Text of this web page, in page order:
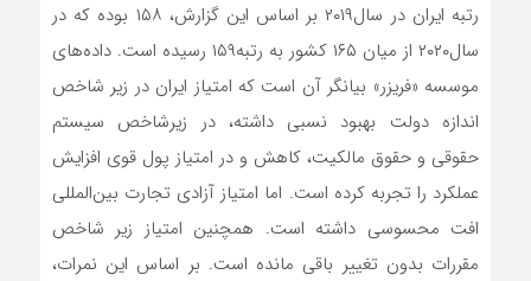
رتبه ایران در سال۲۰۱۹ بر اساس این گزارش، ۱۵۸ بوده که در
سال۲۰۲۰ از میان ۱۶۵ کشور به رتبه۱۵۹ رسیده است. داده‌های
موسسه «فریزر» بیانگر آن است که امتیاز ایران در زیر شاخص
اندازه دولت بهبود نسبی داشته، در زیرشاخص سیستم
حقوقی و حقوق مالکیت، کاهش و در امتیاز پول قوی افزایش
عملکرد را تجربه کرده است. اما امتیاز آزادی تجارت بین‌المللی
افت محسوسی داشته است. همچنین امتیاز زیر شاخص
مقررات بدون تغییر باقی مانده است. بر اساس این نمرات،